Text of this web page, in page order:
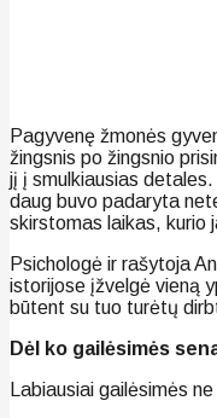
Pagyvenę žmonės
žingsnis po žingsnio
jį į smulkiausias
daug buvo padaryta
skirstomas laikas, kurio
Psichologė ir rašytoja
istorijose įžvelgė vieną
būtent su tuo turėtų
Dėl ko gailėsimės
Labiausiai gailėsimės